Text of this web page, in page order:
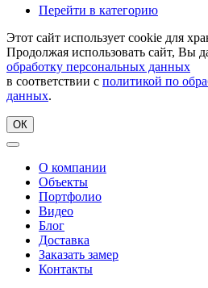
Перейти в категорию
Этот сайт использует cookie для
Продолжая использовать сайт, Вы
обработку персональных данных
в соответствии с политикой по
данных.
ОК
О компании
Объекты
Портфолио
Видео
Блог
Доставка
Заказать замер
Контакты